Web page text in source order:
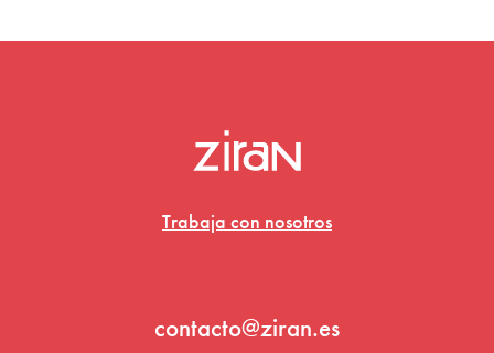
Trabaja con nosotros
contacto@ziran.es